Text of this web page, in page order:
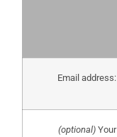
Email address:
(optional) Your